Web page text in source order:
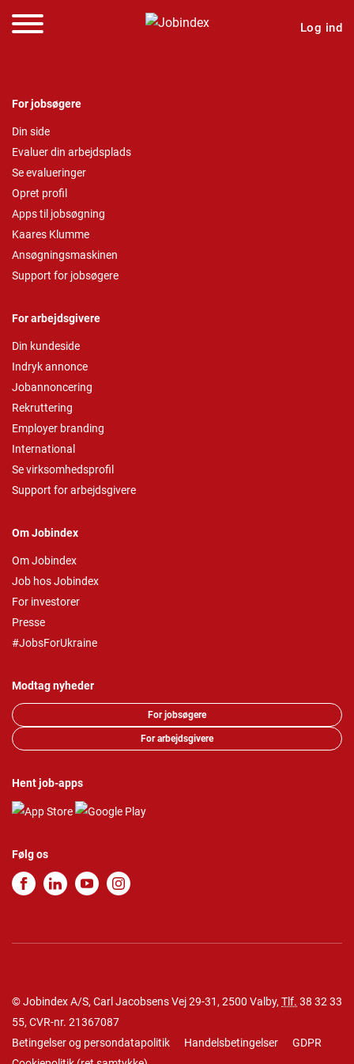
Log ind
For jobsøgere
Din side
Evaluer din arbejdsplads
Se evalueringer
Opret profil
Apps til jobsøgning
Kaares Klumme
Ansøgningsmaskinen
Support for jobsøgere
For arbejdsgivere
Din kundeside
Indryk annonce
Jobannoncering
Rekruttering
Employer branding
International
Se virksomhedsprofil
Support for arbejdsgivere
Om Jobindex
Om Jobindex
Job hos Jobindex
For investorer
Presse
#JobsForUkraine
Modtag nyheder
For jobsøgere
For arbejdsgivere
Hent job-apps
Følg os
© Jobindex A/S, Carl Jacobsens Vej 29-31, 2500 Valby, Tlf. 38 32 33
55, CVR-nr. 21367087
Betingelser og persondatapolitik
Handelsbetingelser
GDPR